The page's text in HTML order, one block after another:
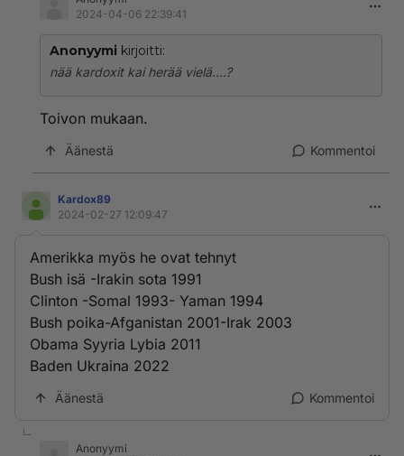
2024-04-06 22:39:41
Anonyymi kirjoitti:
nää kardoxit kai herää vielä....?
Toivon mukaan.
Äänestä Kommentoi
Kardox89
2024-02-27 12:09:47
Amerikka myös he ovat tehnyt
Bush isä -Irakin sota 1991
Clinton -Somal 1993- Yaman 1994
Bush poika-Afganistan 2001-Irak 2003
Obama Syyria Lybia 2011
Baden Ukraina 2022
Äänestä Kommentoi
Anonyymi